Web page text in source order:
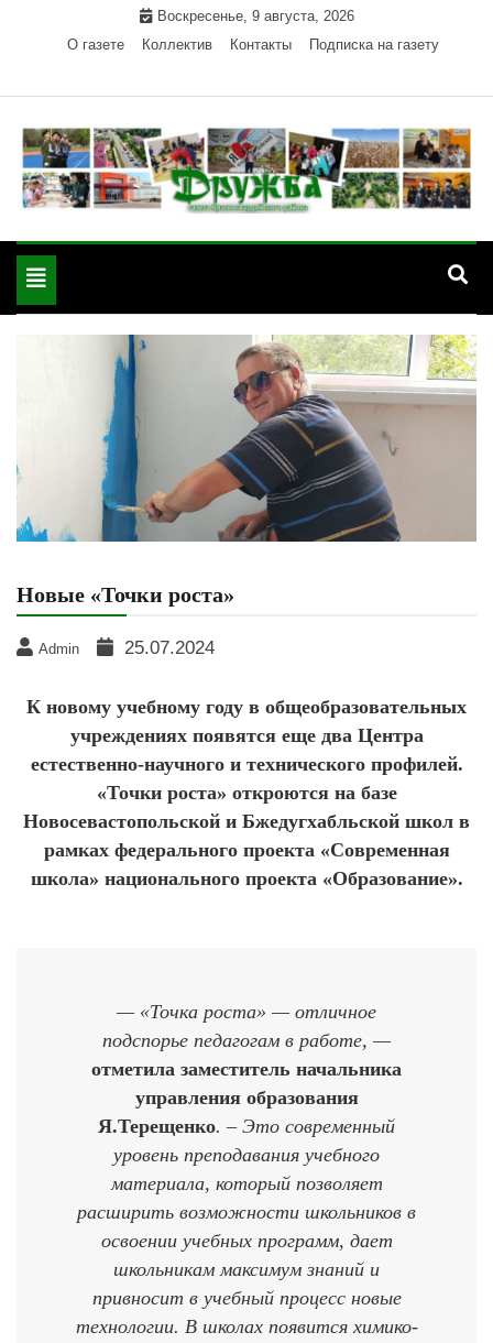
Воскресенье, 9 августа, 2026
О газете
Коллектив Контакты Подписка на газету
"Дружба" — газета
района РА
Красногвардейского района Республики Адыгея
Toggle
navigation
Новые «Точки роста»
Admin 25.07.2024
К новому учебному году в общеобразовательных
учреждениях появятся еще два Центра
естественно-научного и технического профилей.
«Точки роста» откроются на базе
Новосевастопольской и Бжедугхабльской школ в
рамках федерального проекта «Современная
школа» национального проекта «Образование».
— «Точка роста» — отличное
подспорье педагогам в работе, —
отметила заместитель начальника
управления образования
Я.Терещенко. – Это современный
уровень преподавания учебного
материала, который позволяет
расширить возможности школьников в
освоении учебных программ, дает
школьникам максимум знаний и
привносит в учебный процесс новые
технологии. В школах появится химико-